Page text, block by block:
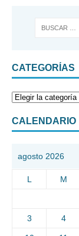
CATEGORÍAS
CALENDARIO
agosto 2026
L M
3 4